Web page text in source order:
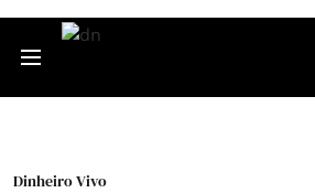
Dinheiro Vivo